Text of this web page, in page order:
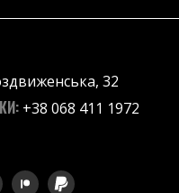
32
+38 068 411 1972